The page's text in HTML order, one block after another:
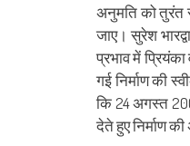
अनुमति को तुरंत
जाए। सुरेश
प्रभाव में
गई निर्माण की
कि 24 अगस्त
देते हुए निर्माण